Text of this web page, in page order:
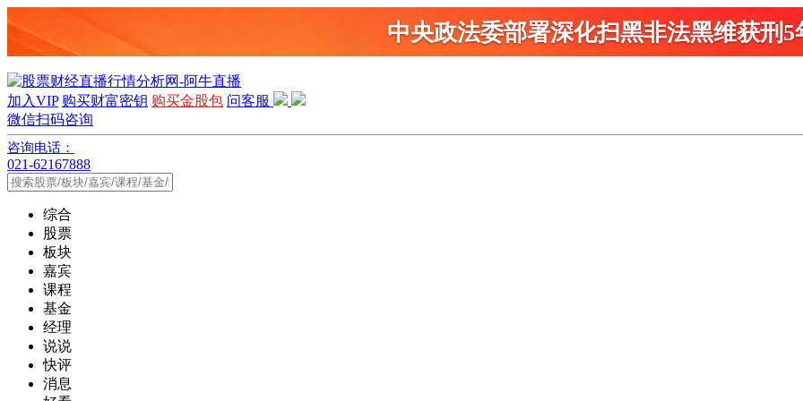
中央政法委部署深化扫黑非法黑维获刑5
加入VIP 购买财富密钥 购买金股包 问客服
微信扫码咨询
咨询电话：
021-62167888
综合
股票
板块
嘉宾
课程
基金
经理
说说
快评
消息